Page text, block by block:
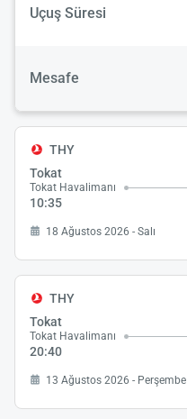
Uçuş Süresi
Mesafe
THY
Tokat
Tokat Havalimanı
10:35
18 Ağustos 2026 - Salı
THY
Tokat
Tokat Havalimanı
20:40
13 Ağustos 2026 - Perşembe